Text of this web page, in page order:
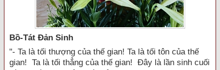
Bồ-Tát Đản Sinh
"- Ta là tối thượng của thế gian! Ta là tối tôn của thế
gian! Ta là tối thẳng của thế gian! Đây là lần sinh cuối